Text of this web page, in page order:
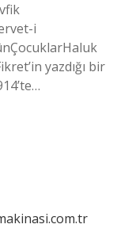
i
yazdığı bir